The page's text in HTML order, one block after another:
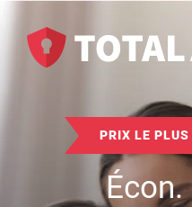
PRIX LE
Écon.